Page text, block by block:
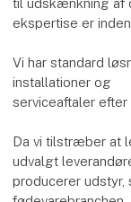
til udskænkning af
ekspertise er
Vi har standard
installationer og
serviceaftaler efter
Da vi tilstræber at
udvalgt
producerer udstyr,